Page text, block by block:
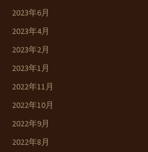
2023年6月
2023年4月
2023年2月
2023年1月
2022年11月
2022年10月
2022年9月
2022年8月